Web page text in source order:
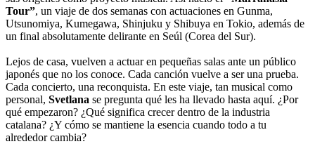
Tour”, un viaje de dos semanas con actuaciones en Gunma,
Utsunomiya, Kumegawa, Shinjuku y Shibuya en Tokio, además de
un final absolutamente delirante en Seúl (Corea del Sur).
Lejos de casa, vuelven a actuar en pequeñas salas ante un público
japonés que no los conoce. Cada canción vuelve a ser una prueba.
Cada concierto, una reconquista. En este viaje, tan musical como
personal, Svetlana se pregunta qué les ha llevado hasta aquí. ¿Por
qué empezaron? ¿Qué significa crecer dentro de la industria
catalana? ¿Y cómo se mantiene la esencia cuando todo a tu
alrededor cambia?